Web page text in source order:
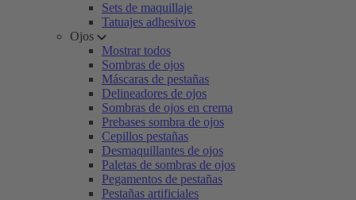
Sets de maquillaje
Tatuajes adhesivos
Ojos
Mostrar todos
Sombras de ojos
Máscaras de pestañas
Delineadores de ojos
Sombras de ojos en crema
Prebases sombra de ojos
Cepillos pestañas
Desmaquillantes de ojos
Paletas de sombras de ojos
Pegamentos de pestañas
Pestañas artificiales